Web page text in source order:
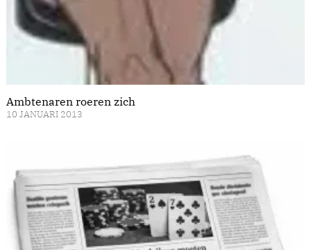
Ambtenaren roeren zich
10 JANUARI 2013